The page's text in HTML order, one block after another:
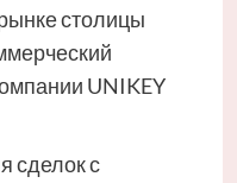
столицы
UNIKEY
сделок с